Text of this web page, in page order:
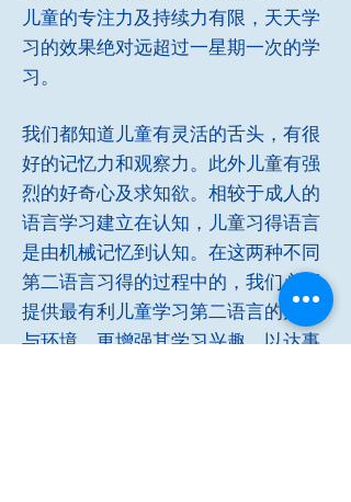
儿童的专注力及持续力有限，天天学
习的效果绝对远超过一星期一次的学
习。
我们都知道儿童有灵活的舌头，有很
好的记忆力和观察力。此外儿童有强
烈的好奇心及求知欲。相较于成人的
语言学习建立在认知，儿童习得语言
是由机械记忆到认知。在这两种不同
第二语言习得的过程中的，我们必须
提供最有利儿童学习第二语言的方式
与环境，更增强其学习兴趣，以达事